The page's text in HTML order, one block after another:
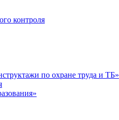
контроля
по охране труда и ТБ»